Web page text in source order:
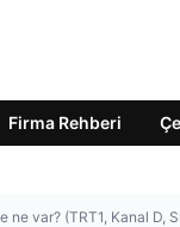
Firma Rehberi
ne var? (TRT1, Kanal D,